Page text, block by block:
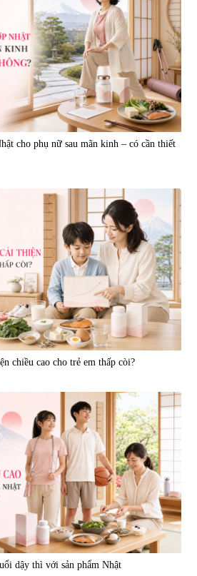
Yoro Factory Kyoto Has 50EX
Plus 30 viên
0
2.380.000 đ
cho phụ nữ sau mãn kinh – có cần thiết
chiều cao cho trẻ em thấp còi?
dậy thì với sản phẩm Nhật